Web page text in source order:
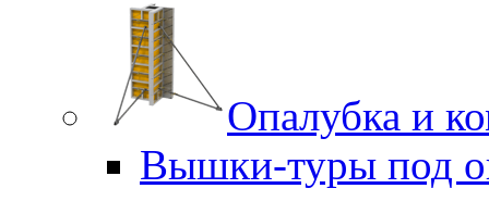
Опалубка и
Вышки-туры под